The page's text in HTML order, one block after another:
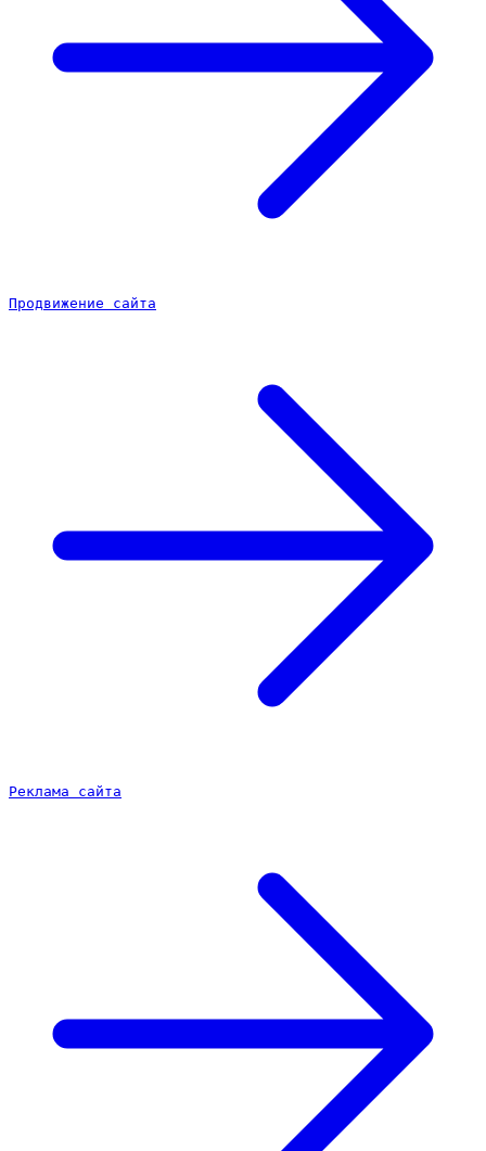
Продвижение сайта
Реклама сайта